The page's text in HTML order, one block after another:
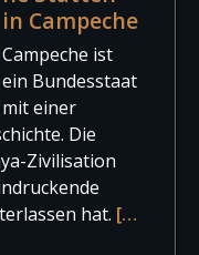
in Campeche
Campeche ist
ein Bundesstaat
mit einer
Die
Zivilisation
hat. […